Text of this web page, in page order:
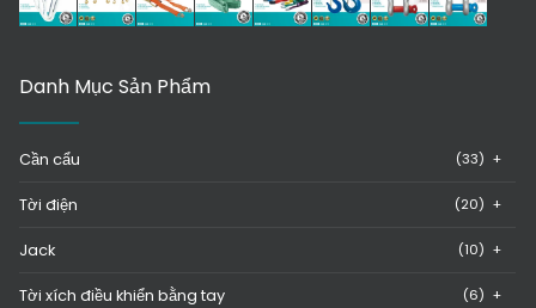
Danh Mục Sản Phẩm
Cần cẩu (33) +
Tời điện (20) +
Jack (10) +
Tời xích điều khiển bằng tay (6) +